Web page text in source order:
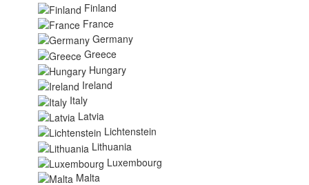
Finland
France
Germany
Greece
Hungary
Ireland
Italy
Latvia
Lichtenstein
Lithuania
Luxembourg
Malta